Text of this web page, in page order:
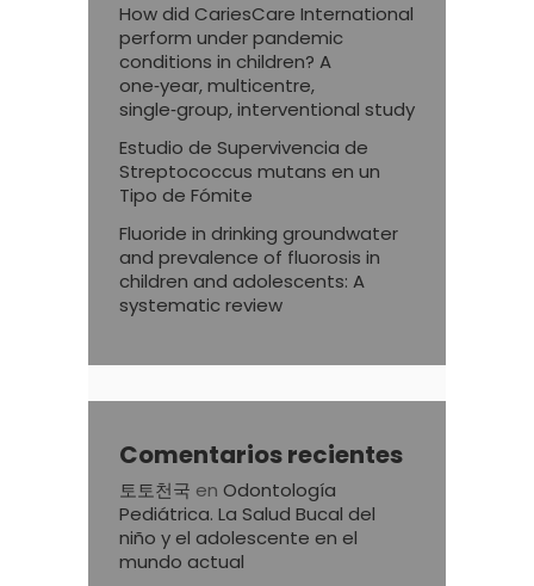
How did CariesCare International
perform under pandemic
conditions in children? A
one‑year, multicentre,
single‑group, interventional study
Estudio de Supervivencia de
Streptococcus mutans en un
Tipo de Fómite
Fluoride in drinking groundwater
and prevalence of fluorosis in
children and adolescents: A
systematic review
Comentarios recientes
토토천국 en Odontología
Pediátrica. La Salud Bucal del
niño y el adolescente en el
mundo actual